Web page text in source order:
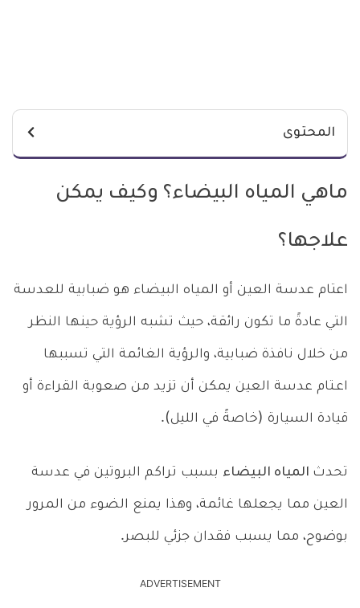
المحتوى
ماهي المياه البيضاء؟ وكيف يمكن
علاجها؟
اعتام عدسة العين أو المياه البيضاء هو ضبابية للعدسة
التي عادةً ما تكون رائقة، حيث تشبه الرؤية حينها النظر
من خلال نافذة ضبابية، والرؤية الغائمة التي تسببها
اعـتام عدسة العين يمكن أن تزيد من صعوبة القراءة أو
قيادة السيارة (خاصةً في الليل).
تحدث المياه البيضاء بسبب تراكم البروتين في عدسة
العين مما يجعلها غائمة، وهذا يمنع الضوء من المرور
بوضوح، مما يسبب فقدان جزئي للبصر.
ADVERTISEMENT